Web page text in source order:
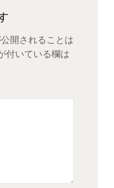
開されることは
付いている欄は